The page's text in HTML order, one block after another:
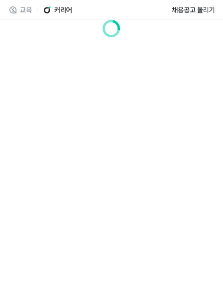
교육 커리어 채용공고 올리기